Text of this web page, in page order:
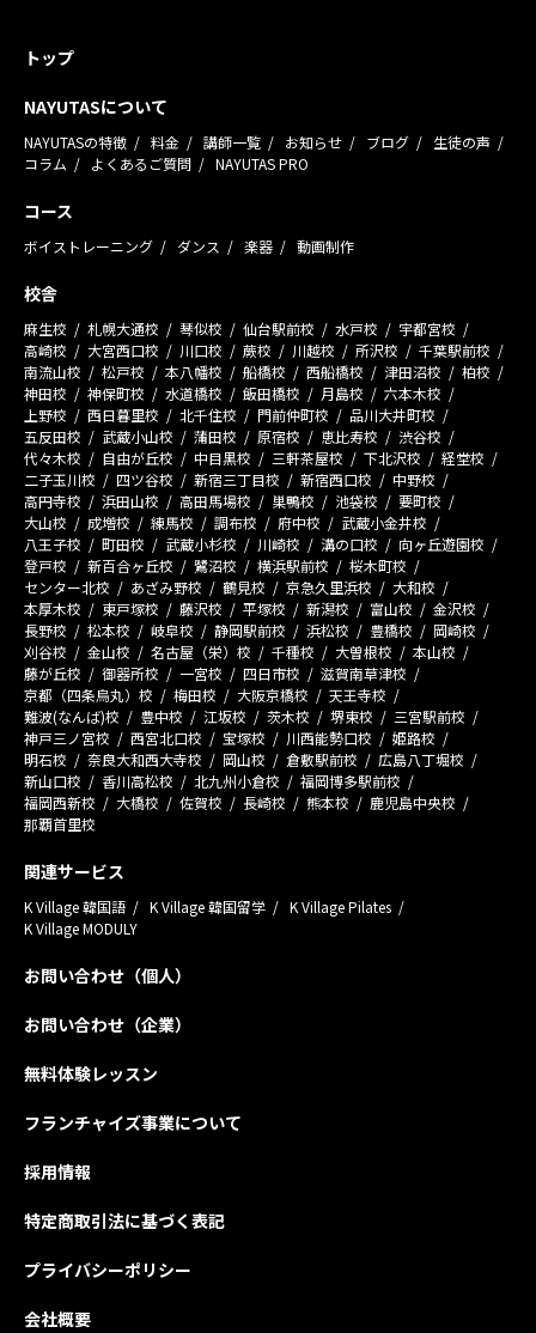
トップ
NAYUTASについて
NAYUTASの特徴 料金 講師一覧 お知らせ ブログ
生徒の声
コラム
よくあるご質問 NAYUTAS PRO
コース
ボイストレーニング ダンス 楽器 動画制作
校舎
麻生校 札幌大通校 琴似校 仙台駅前校 水戸校
宇都宮校
高崎校
大宮西口校 川口校 蕨校 川越校 所沢校
千葉駅前校
南流山校
松戸校 本八幡校 船橋校 西船橋校 津田沼校
柏校
神田校
神保町校 水道橋校 飯田橋校 月島校
六本木校
上野校
西日暮里校 北千住校 門前仲町校
品川大井町校
五反田校
武蔵小山校 蒲田校 原宿校 恵比寿校
渋谷校
代々木校
自由が丘校 中目黒校 三軒茶屋校 下北沢校
経堂校
二子玉川校
四ツ谷校 新宿三丁目校 新宿西口校
中野校
高円寺校
浜田山校 高田馬場校 巣鴨校 池袋校
要町校
大山校
成増校 練馬校 調布校 府中校
武蔵小金井校
八王子校
町田校 武蔵小杉校 川崎校 溝の口校
向ヶ丘遊園校
登戸校
新百合ヶ丘校 鷺沼校 横浜駅前校
桜木町校
センター北校
あざみ野校 鶴見校 京急久里浜校
大和校
本厚木校
東戸塚校 藤沢校 平塚校 新潟校 富山校
金沢校
長野校
松本校 岐阜校 静岡駅前校 浜松校 豊橋校
岡崎校
刈谷校
金山校 名古屋（栄）校 千種校 大曽根校
本山校
藤が丘校
御器所校 一宮校 四日市校
滋賀南草津校
京都（四条烏丸）校
梅田校 大阪京橋校
天王寺校
難波(なんば)校
豊中校 江坂校 茨木校 堺東校
三宮駅前校
神戸三ノ宮校
西宮北口校 宝塚校 川西能勢口校
姫路校
明石校
奈良大和西大寺校 岡山校 倉敷駅前校
広島八丁堀校
新山口校
香川高松校 北九州小倉校
福岡博多駅前校
福岡西新校
大橋校 佐賀校 長崎校 熊本校
鹿児島中央校
那覇首里校
関連サービス
K Village 韓国語 K Village 韓国留学
K Village Pilates
K Village MODULY
お問い合わせ（個人）
お問い合わせ（企業）
無料体験レッスン
フランチャイズ事業について
採用情報
特定商取引法に基づく表記
プライバシーポリシー
会社概要